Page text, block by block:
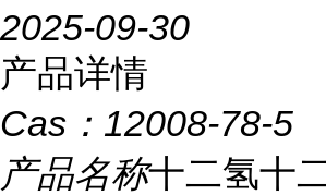
2025-09-30
产品详情
Cas： 12008-78-5
产品名称十二氢十